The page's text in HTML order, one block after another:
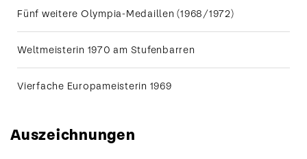
Fünf weitere Olympia-Medaillen (1968/1972)
Weltmeisterin 1970 am Stufenbarren
Vierfache Europameisterin 1969
Auszeichnungen